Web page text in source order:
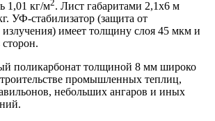
1,01 кг/м2. Лист габаритами 2,1х6 м
УФ-стабилизатор (защита от
излучения) имеет толщину слоя 45 мкм и
поликарбонат толщиной 8 мм широко
промышленных теплиц,
небольших ангаров и иных